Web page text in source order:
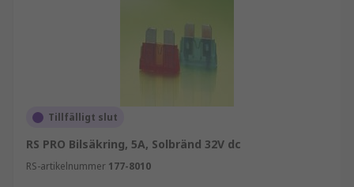
Tillfälligt slut
RS PRO Bilsäkring, 5A, Solbränd 32V dc
RS-artikelnummer 177-8010